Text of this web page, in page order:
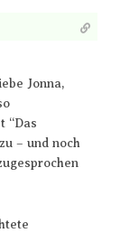
Jonna,
“Das
– und noch